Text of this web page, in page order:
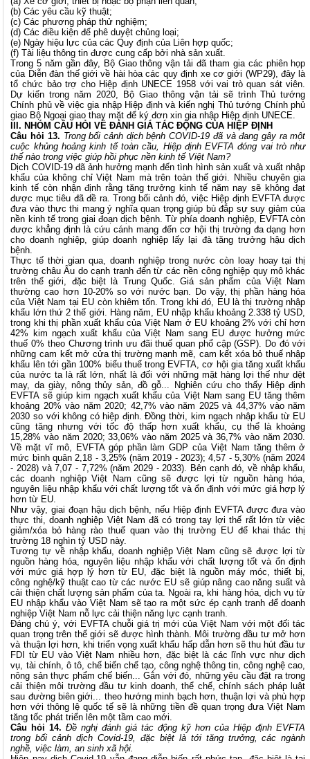
(b) Các yêu cầu kỹ thuật;
(c) Các phương pháp thử nghiệm;
(d) Các điều kiện để phê duyệt chủng loại;
(e) Ngày hiệu lực của các Quy định của Liên hợp quốc;
(f) Tài liệu thông tin được cung cấp bởi nhà sản xuất.
Trong 5 năm gần đây, Bộ Giao thông vận tải đã tham gia các phiên họp
của Diễn đàn thế giới về hài hòa các quy định xe cơ giới (WP29), đây là
tổ chức bảo trợ cho Hiệp định UNECE 1958 với vai trò quan sát viên.
Dự kiến trong năm 2020, Bộ Giao thông vận tải sẽ trình Thủ tướng
Chính phủ về việc gia nhập Hiệp định và kiến nghị Thủ tướng Chính phủ
giao Bộ Ngoại giao thay mặt để ký đơn xin gia nhập Hiệp định UNECE.
III. NHÓM CÂU HỎI VỀ ĐÁNH GIÁ TÁC ĐỘNG CỦA HIỆP ĐỊNH
Câu hỏi 13. Trong bối cảnh dịch bệnh COVID-19 đã và đang gây ra một
cuộc khủng hoảng kinh tế toàn cầu, Hiệp định EVFTA đóng vai trò như
thế nào trong việc giúp hồi phục nền kinh tế Việt Nam?
Dịch COVID-19 đã ảnh hưởng mạnh đến tình hình sản xuất và xuất nhập
khẩu của không chỉ Việt Nam mà trên toàn thế giới. Nhiều chuyên gia
kinh tế còn nhận định rằng tăng trưởng kinh tế năm nay sẽ không đạt
được mục tiêu đã đề ra. Trong bối cảnh đó, việc Hiệp định EVFTA được
đưa vào thực thi mang ý nghĩa quan trọng giúp bù đắp sự suy giảm của
nền kinh tế trong giai đoạn dịch bệnh. Từ phía doanh nghiệp, EVFTA còn
được khẳng định là cứu cánh mang đến cơ hội thị trường đa dạng hơn
cho doanh nghiệp, giúp doanh nghiệp lấy lại đà tăng trưởng hậu dịch
bệnh.
Thực tế thời gian qua, doanh nghiệp trong nước còn loay hoay tại thị
trường châu Âu do cạnh tranh đến từ các nền công nghiệp quy mô khác
trên thế giới, đặc biệt là Trung Quốc. Giá sản phẩm của Việt Nam
thường cao hơn 10-20% so với nước bạn. Do vậy, thị phần hàng hóa
của Việt Nam tại EU còn khiêm tốn. Trong khi đó, EU là thị trường nhập
khẩu lớn thứ 2 thế giới. Hàng năm, EU nhập khẩu khoảng 2.338 tỷ USD,
trong khi thị phần xuất khẩu của Việt Nam ở EU khoảng 2% với chỉ hơn
42% kim ngạch xuất khẩu của Việt Nam sang EU được hưởng mức
thuế 0% theo Chương trình ưu đãi thuế quan phổ cập (GSP). Do đó với
những cam kết mở cửa thị trường mạnh mẽ, cam kết xóa bỏ thuế nhập
khẩu lên tới gần 100% biểu thuế trong EVFTA, cơ hội gia tăng xuất khẩu
của nước ta là rất lớn, nhất là đối với những mặt hàng lợi thế như dệt
may, da giày, nông thủy sản, đồ gỗ... Nghiên cứu cho thấy Hiệp định
EVFTA sẽ giúp kim ngạch xuất khẩu của Việt Nam sang EU tăng thêm
khoảng 20% vào năm 2020; 42,7% vào năm 2025 và 44,37% vào năm
2030 so với không có hiệp định. Đồng thời, kim ngạch nhập khẩu từ EU
cũng tăng nhưng với tốc độ thấp hơn xuất khẩu, cụ thể là khoảng
15,28% vào năm 2020; 33,06% vào năm 2025 và 36,7% vào năm 2030.
Về mặt vĩ mô, EVFTA góp phần làm GDP của Việt Nam tăng thêm ở
mức bình quân 2,18 - 3,25% (năm 2019 - 2023); 4,57 - 5,30% (năm 2024
- 2028) và 7,07 - 7,72% (năm 2029 - 2033). Bên cạnh đó, về nhập khẩu,
các doanh nghiệp Việt Nam cũng sẽ được lợi từ nguồn hàng hóa,
nguyên liệu nhập khẩu với chất lượng tốt và ổn định với mức giá hợp lý
hơn từ EU.
Như vậy, giai đoạn hậu dịch bệnh, nếu Hiệp định EVFTA được đưa vào
thực thi, doanh nghiệp Việt Nam đã có trong tay lợi thế rất lớn từ việc
giảm/xóa bỏ hàng rào thuế quan vào thị trường EU để khai thác thị
trường 18 nghìn tỷ USD này.
Tương tự về nhập khẩu, doanh nghiệp Việt Nam cũng sẽ được lợi từ
nguồn hàng hóa, nguyên liệu nhập khẩu với chất lượng tốt và ổn định
với mức giá hợp lý hơn từ EU, đặc biệt là nguồn máy móc, thiết bị,
công nghệ/kỹ thuật cao từ các nước EU sẽ giúp nâng cao năng suất và
cải thiện chất lượng sản phẩm của ta. Ngoài ra, khi hàng hóa, dịch vụ từ
EU nhập khẩu vào Việt Nam sẽ tạo ra một sức ép cạnh tranh để doanh
nghiệp Việt Nam nỗ lực cải thiện năng lực cạnh tranh.
Đáng chú ý, với EVFTA chuỗi giá trị mới của Việt Nam với một đối tác
quan trọng trên thế giới sẽ được hình thành. Môi trường đầu tư mở hơn
và thuận lợi hơn, khi triển vọng xuất khẩu hấp dẫn hơn sẽ thu hút đầu tư
FDI từ EU vào Việt Nam nhiều hơn, đặc biệt là các lĩnh vực như dịch
vụ, tài chính, ô tô, chế biến chế tạo, công nghệ thông tin, công nghệ cao,
nông sản thực phẩm chế biến... Gắn với đó, những yêu cầu đặt ra trong
cải thiện môi trường đầu tư kinh doanh, thể chế, chính sách pháp luật
sau đường biên giới... theo hướng minh bạch hơn, thuận lợi và phù hợp
hơn với thông lệ quốc tế sẽ là những tiền đề quan trọng đưa Việt Nam
tăng tốc phát triển lên một tầm cao mới.
Câu hỏi 14. Đề nghị đánh giá tác động kỹ hơn của Hiệp định EVFTA
trong bối cảnh dịch Covid-19, đặc biệt là tới tăng trưởng, các ngành
nghề, việc làm, an sinh xã hội.